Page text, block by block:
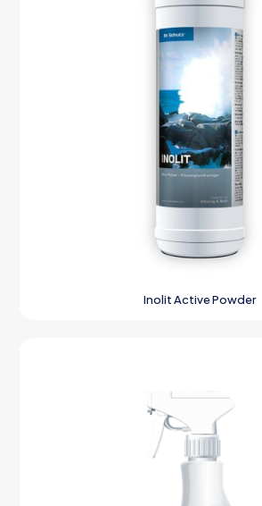
Inolit Active Powder